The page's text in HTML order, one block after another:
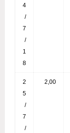
4
/
7
/
1
8
2
5
/
7
/
2,00